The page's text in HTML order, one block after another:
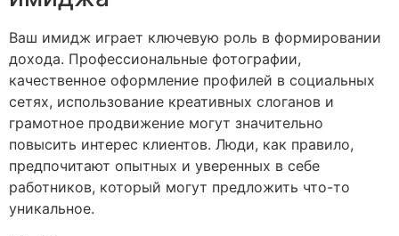
Ваш имидж играет ключевую роль в формировании
дохода. Профессиональные фотографии,
качественное оформление профилей в социальных
сетях, использование креативных слоганов и
грамотное продвижение могут значительно
повысить интерес клиентов. Люди, как правило,
предпочитают опытных и уверенных в себе
работников, который могут предложить что-то
уникальное.